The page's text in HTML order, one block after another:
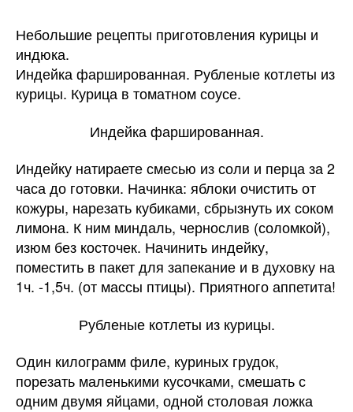
Небольшие рецепты приготовления курицы и
индюка.
Индейка фаршированная. Рубленые котлеты из
курицы. Курица в томатном соусе.
Индейка фаршированная.
Индейку натираете смесью из соли и перца за 2
часа до готовки. Начинка: яблоки очистить от
кожуры, нарезать кубиками, сбрызнуть их соком
лимона. К ним миндаль, чернослив (соломкой),
изюм без косточек. Начинить индейку,
поместить в пакет для запекание и в духовку на
1ч. -1,5ч. (от массы птицы). Приятного аппетита!
Рубленые котлеты из курицы.
Один килограмм филе, куриных грудок,
порезать маленькими кусочками, смешать с
одним двумя яйцами, одной столовая ложка